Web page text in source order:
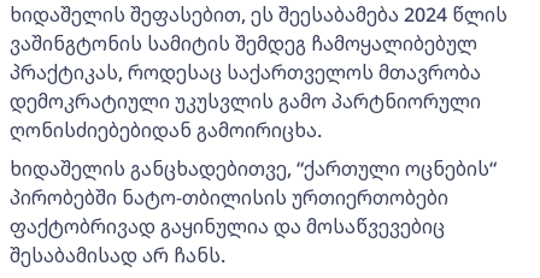
ხიდაშელის შეფასებით, ეს შეესაბამება 2024 წლის
ვაშინგტონის სამიტის შემდეგ ჩამოყალიბებულ
პრაქტიკას, როდესაც საქართველოს მთავრობა
დემოკრატიული უკუსვლის გამო პარტნიორული
ღონისძიებებიდან გამოირიცხა.
ხიდაშელის განცხადებითვე, “ქართული ოცნების“
პირობებში ნატო-თბილისის ურთიერთობები
ფაქტობრივად გაყინულია და მოსაწვევებიც
შესაბამისად არ ჩანს.